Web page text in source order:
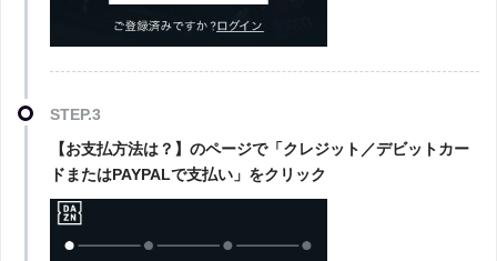
STEP.3
【お支払方法は？】のページで「クレジット／デビットカー
ドまたはPAYPALで支払い」をクリック